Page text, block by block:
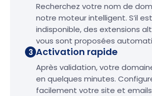
Recherchez votre nom de
notre moteur intelligent. S’il est
indisponible, des extensions
vous sont proposées
3 Activation rapide
Après validation, votre
en quelques minutes.
facilement votre site et